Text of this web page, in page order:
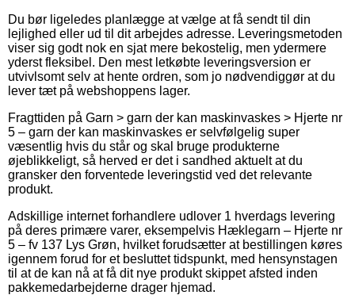
Du bør ligeledes planlægge at vælge at få sendt til din
lejlighed eller ud til dit arbejdes adresse. Leveringsmetoden
viser sig godt nok en sjat mere bekostelig, men ydermere
yderst fleksibel. Den mest letkøbte leveringsversion er
utvivlsomt selv at hente ordren, som jo nødvendiggør at du
lever tæt på webshoppens lager.
Fragttiden på Garn > garn der kan maskinvaskes > Hjerte nr
5 – garn der kan maskinvaskes er selvfølgelig super
væsentlig hvis du står og skal bruge produkterne
øjeblikkeligt, så herved er det i sandhed aktuelt at du
gransker den forventede leveringstid ved det relevante
produkt.
Adskillige internet forhandlere udlover 1 hverdags levering
på deres primære varer, eksempelvis Hæklegarn – Hjerte nr
5 – fv 137 Lys Grøn, hvilket forudsætter at bestillingen køres
igennem forud for et besluttet tidspunkt, med hensynstagen
til at de kan nå at få dit nye produkt skippet afsted inden
pakkemedarbejderne drager hjemad.